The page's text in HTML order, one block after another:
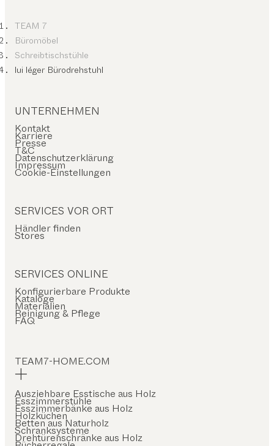
TEAM 7
Büromöbel
Schreibtischstühle
lui léger Bürodrehstuhl
UNTERNEHMEN
Kontakt
Karriere
Presse
T&C
Datenschutzerklärung
Impressum
Cookie-Einstellungen
SERVICES VOR ORT
Händler finden
Stores
SERVICES ONLINE
Konfigurierbare Produkte
Kataloge
Materialien
Reinigung & Pflege
FAQ
TEAM7-HOME.COM
Ausziehbare Esstische aus Holz
Esszimmerstühle
Esszimmerbänke aus Holz
Holzküchen
Betten aus Naturholz
Schranksysteme
Drehtürenschränke aus Holz